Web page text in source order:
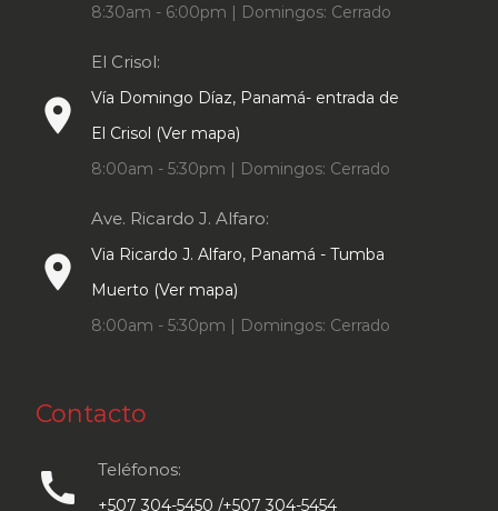
8:30am - 6:00pm | Domingos: Cerrado
place
El Crisol:
Vía Domingo Díaz, Panamá- entrada de
El Crisol (Ver mapa)
8:00am - 5:30pm | Domingos: Cerrado
place
Ave. Ricardo J. Alfaro:
Via Ricardo J. Alfaro, Panamá - Tumba
Muerto (Ver mapa)
8:00am - 5:30pm | Domingos: Cerrado
Contacto
call Teléfonos:
+507 304-5450 /+507 304-5454